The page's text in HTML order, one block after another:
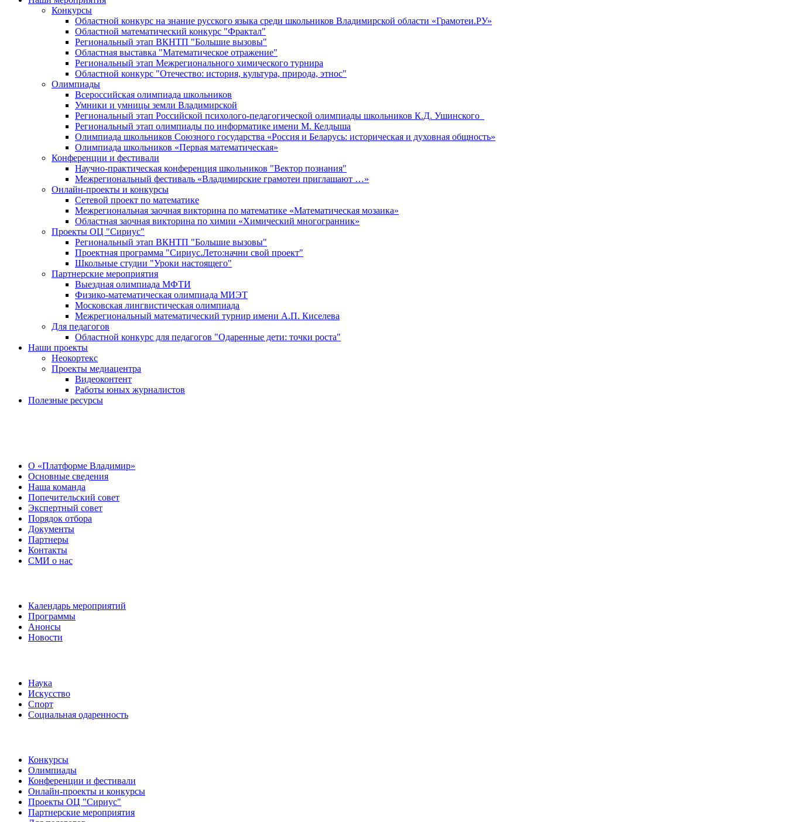
Конкурсы
Областной конкурс на знание русского языка среди школьников Владимирской области «Грамотеи.РУ»
Областной математический конкурс "Фрактал"
Региональный этап ВКНТП "Большие вызовы"
Областная выставка "Математическое отражение"
Региональный этап Межрегионального химического турнира
Областной конкурс "Отечество: история, культура, природа, этнос"
Олимпиады
Всероссийская олимпиада школьников
Умники и умницы земли Владимирской
Региональный этап Российской психолого-педагогической олимпиады школьников К.Д. Ушинского
Региональный этап олимпиады по информатике имени М. Келдыша
Олимпиада школьников Союзного государства «Россия и Беларусь: историческая и духовная общность»
Олимпиада школьников «Первая математическая»
Конференции и фестивали
Научно-практическая конференция школьников "Вектор познания"
Межрегиональный фестиваль «Владимирские грамотеи приглашают …»
Онлайн-проекты и конкурсы
Сетевой проект по математике
Межрегиональная заочная викторина по математике «Математическая мозаика»
Областная заочная викторина по химии «Химический многогранник»
Проекты ОЦ "Сириус"
Региональный этап ВКНТП "Большие вызовы"
Проектная программа "Сириус.Лето:начни свой проект"
Школьные студии "Уроки настоящего"
Партнерские мероприятия
Выездная олимпиада МФТИ
Физико-математическая олимпиада МИЭТ
Московская лингвистическая олимпиада
Межрегиональный математический турнир имени А.П. Киселева
Для педагогов
Областной конкурс для педагогов "Одаренные дети: точки роста"
Наши проекты
Неокортекс
Проекты медиацентра
Видеоконтент
Работы юных журналистов
Полезные ресурсы
О «Платформе Владимир»
Основные сведения
Наша команда
Попечительский совет
Экспертный совет
Порядок отбора
Документы
Партнеры
Контакты
СМИ о нас
Календарь мероприятий
Программы
Анонсы
Новости
Наука
Искусство
Спорт
Социальная одаренность
Конкурсы
Олимпиады
Конференции и фестивали
Онлайн-проекты и конкурсы
Проекты ОЦ "Сириус"
Партнерские мероприятия